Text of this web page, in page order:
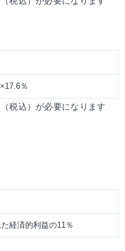
％
税込）が必要になります
経済的利益の11％